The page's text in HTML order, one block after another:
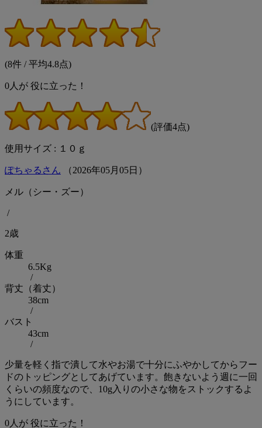
(8件 / 平均4.8点)
0 人が 役に立った！
(評価4点)
使用サイズ : １０ｇ
ぽちゃるさん （2026年05月 05日）
メル（シー・ズー）
/
2歳
体重
6.5Kg
/
背丈（着丈）
38cm
/
バスト
43cm
/
少量を軽く指で潰して水やお湯で十分にふやかしてからフー
ドのトッピングとしてあげています。飽きないよう週に一回
くらいの頻度なので、10g入りの小さな物をストックするよ
うにしています。
0 人が 役に立った！